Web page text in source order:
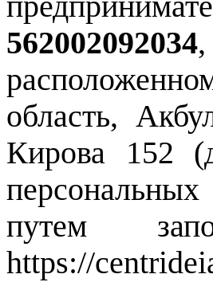
562002092034
область,
Кирова 152
путем
https://